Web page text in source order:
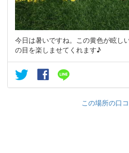
今日は暑いですね。この黄色が眩し
の目を楽しませてくれます♪
この場所の口